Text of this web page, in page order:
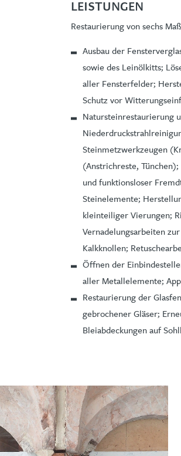
LEISTUNGEN
Restaurierung von sechs
Ausbau der
sowie des Leinölkitts;
aller Fensterfelder;
Schutz vor
Natursteinrestaurierung
Steinmetzwerkzeugen
(Anstrichreste,
und funktionsloser
Steinelemente;
kleinteiliger Vierungen;
Vernadelungsarbeiten
Kalkknollen;
Öffnen der
aller Metallelemente;
Restaurierung der
gebrochener Gläser;
Bleiabdeckungen auf